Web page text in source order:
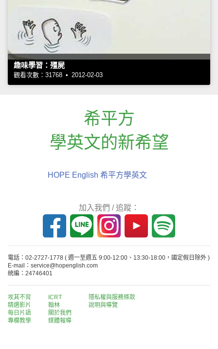
趣味學習：殭屍
觀看次數：31768 • 2012-02-03
希平方
學英文的新希望
HOPE English 希平方學英文
加入我們 / 追蹤：
電話：02-2727-1778 ( 週一至週五 9:00-12:00、13:30-18:00，國定假日除外 )
E-mail：service@hopenglish.com
統編：24746401
攻其不背
精選影片
每日片語
專欄教學
ICRT
翰林
關於我們
媒體報導
隱私權與服務條款
說明與導覽